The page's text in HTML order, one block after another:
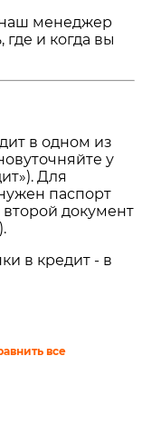
менеджер
и когда вы
в одном из
у
Для
паспорт
второй документ
в кредит - в
все